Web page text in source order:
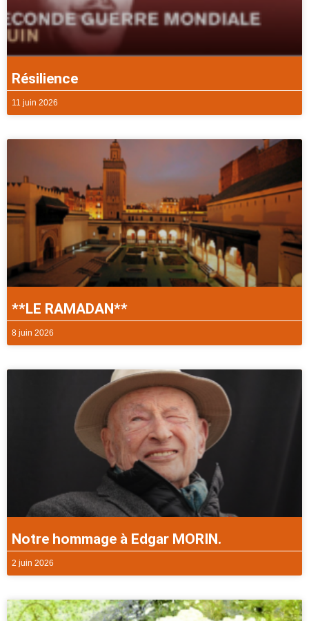
Résilience
11 juin 2026
**LE RAMADAN**
8 juin 2026
Notre hommage à Edgar MORIN.
2 juin 2026